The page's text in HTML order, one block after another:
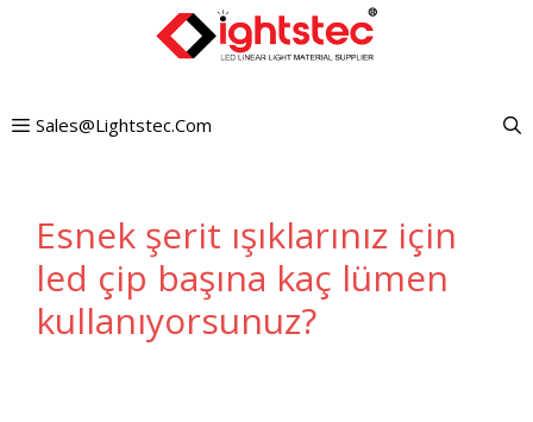
Sales@lightstec.com
Esnek şerit ışıklarınız için
led çip başına kaç lümen
kullanıyorsunuz?